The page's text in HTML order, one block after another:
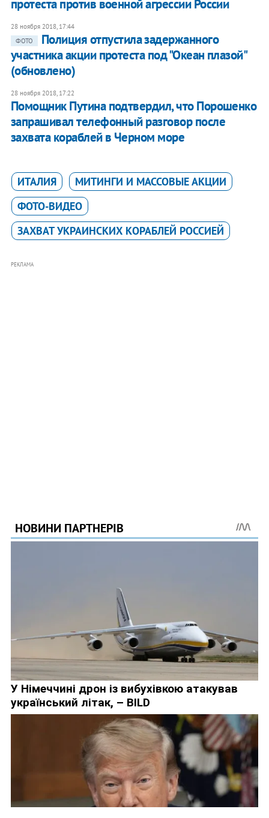
протеста против военной агрессии России
28 ноября 2018, 17:44
ФОТО
Полиция отпустила задержанного
участника акции протеста под "Океан плазой"
(обновлено)
28 ноября 2018, 17:22
Помощник Путина подтвердил, что Порошенко
запрашивал телефонный разговор после
захвата кораблей в Черном море
ИТАЛИЯ
МИТИНГИ И МАССОВЫЕ АКЦИИ
ФОТО-ВИДЕО
ЗАХВАТ УКРАИНСКИХ КОРАБЛЕЙ РОССИЕЙ
РЕКЛАМА